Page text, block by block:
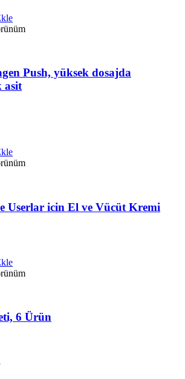
Push, yüksek dosajda
asit
Userlar icin El ve Vücüt Kremi
6 Ürün